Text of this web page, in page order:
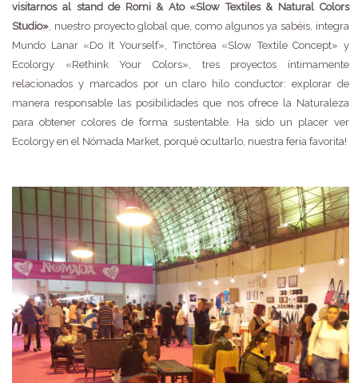
visitarnos al stand de Romi & Ato «Slow Textiles & Natural Colors
Studio», nuestro proyecto global que, como algunos ya sabéis, integra
Mundo Lanar «Do It Yourself», Tinctórea «Slow Textile Concept» y
Ecolorgy «Rethink Your Colors», tres proyectos íntimamente
relacionados y marcados por un claro hilo conductor: explorar de
manera responsable las posibilidades que nos ofrece la Naturaleza
para obtener colores de forma sustentable. Ha sido un placer ver
Ecolorgy en el Nómada Market, porqué ocultarlo, nuestra feria favorita!